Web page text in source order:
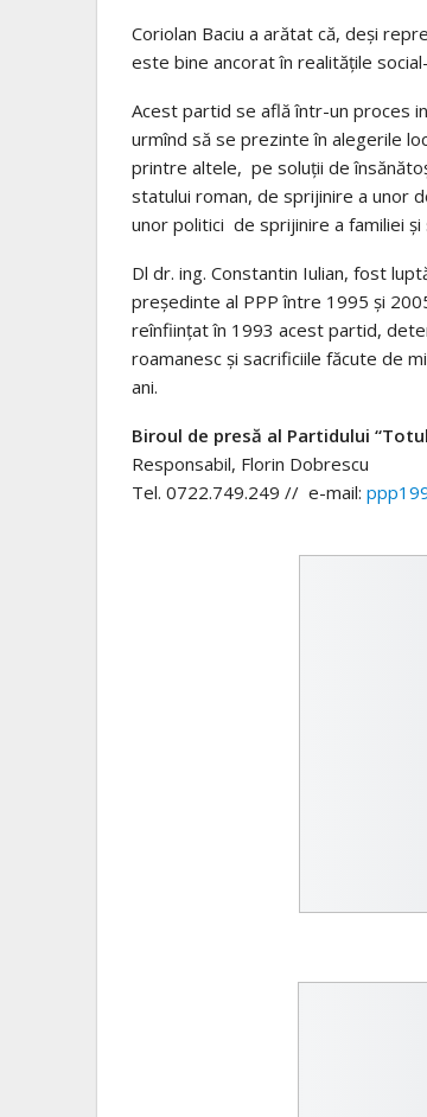
Coriolan Baciu a arătat că, deși
este bine ancorat în realitățile
Acest partid se află într-un proces
urmînd să se prezinte în alegerile
printre altele, pe soluții de
statului roman, de sprijinire a unor
unor politici de sprijinire a familiei
Dl dr. ing. Constantin Iulian, fost
președinte al PPP între 1995 și
reînființat în 1993 acest partid,
roamanesc și sacrificiile făcute de
ani.
Biroul de presă al Partidului
Responsabil, Florin Dobrescu
Tel. 0722.749.249 // e-mail: